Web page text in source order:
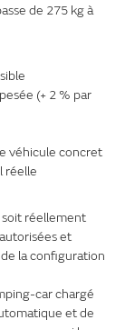
de 275 kg à
(+ 2 % par
véhicule concret
réelle
soit réellement
et
la configuration
car chargé
et de